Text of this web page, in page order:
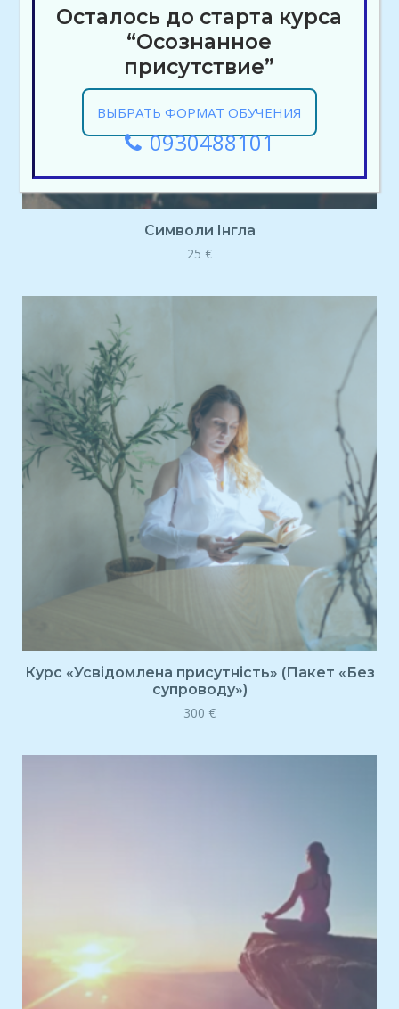
Символи Iнгла
25 €
Курс «Усвідомлена присутність» (Пакет «Без
супроводу»)
300 €
Осталось до старта курса
“Осознанное
присутствие”
ВЫБРАТЬ ФОРМАТ ОБУЧЕНИЯ
0930488101